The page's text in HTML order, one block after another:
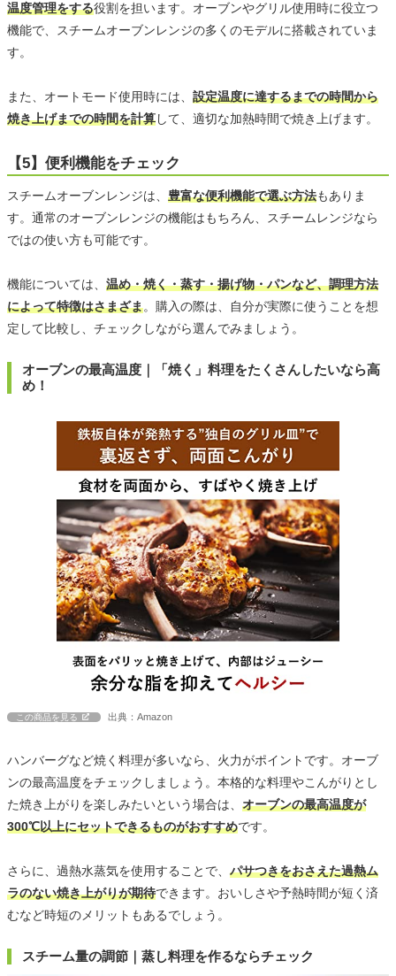
温度管理をする役割を担います。オーブンやグリル使用時に役立つ
機能で、スチームオーブンレンジの多くのモデルに搭載されていま
す。
また、オートモード使用時には、 設定温度に達するまでの時間から
焼き上げまでの時間を計算して、適切な加熱時間で焼き上げます。
【5】便利機能をチェック
スチームオーブンレンジは、 豊富な便利機能で選ぶ方法もありま
す。通常のオーブンレンジの機能はもちろん、スチームレンジなら
ではの使い方も可能です。
機能については、 温め・焼く・蒸す・揚げ物・パンなど、調理方法
によって特徴はさまざま。購入の際は、自分が実際に使うことを想
定して比較し、チェックしながら選んでみましょう。
オーブンの最高温度｜「焼く」料理をたくさんしたいなら高
め！
この商品を見る 出典：Amazon
ハンバーグなど焼く料理が多いなら、火力がポイントです。オーブ
ンの最高温度をチェックしましょう。本格的な料理やこんがりとし
た焼き上がりを楽しみたいという場合は、 オーブンの最高温度が
300℃以上にセットできるものがおすすめです。
さらに、過熱水蒸気を使用することで、 パサつきをおさえた過熱ム
ラのない焼き上がりが期待できます。おいしさや予熱時間が短く済
むなど時短のメリットもあるでしょう。
スチーム量の調節｜蒸し料理を作るならチェック